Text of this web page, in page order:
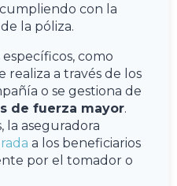
con la
la póliza.
específicos, como
realiza a través de los
o se gestiona de
de fuerza mayor.
la aseguradora
a los beneficiarios
por el tomador o